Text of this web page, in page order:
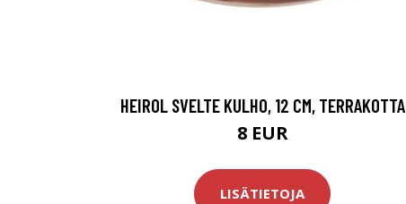
HEIROL SVELTE KULHO, 12 CM, TERRAKOTTA
8 EUR
LISÄTIETOJA